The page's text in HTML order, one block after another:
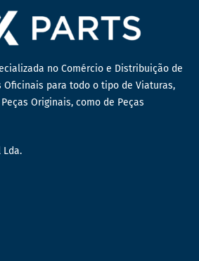
no Comércio e Distribuição de
Oficinais para todo o tipo de Viaturas,
Originais, como de Peças
Lda.